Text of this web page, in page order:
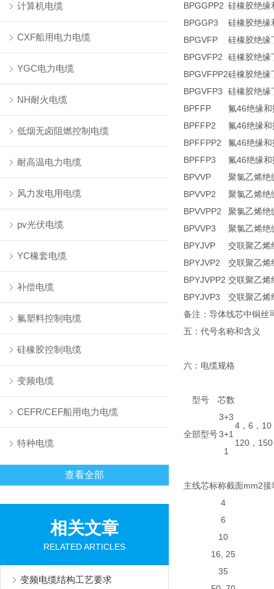
计算机电缆
CXF船用电力电缆
YGC电力电缆
NH耐火电缆
低烟无卤阻燃控制电缆
耐高温电力电缆
风力发电用电缆
pv光伏电缆
YC橡套电缆
补偿电缆
氟塑料控制电缆
硅橡胶控制电缆
变频电缆
CEFR/CEF船用电力电缆
特种电缆
查看全部
相关文章
RELATED ARTICLES
变频电缆结构工艺要求
BPGGPP2 硅橡胶绝缘
BPGGP3
硅橡胶绝缘
BPGVFP
硅橡胶绝缘
BPGVFP2
硅橡胶绝缘
BPGVFPP2硅橡胶绝缘
BPGVFP3
硅橡胶绝缘
BPFFP
氟46绝缘
BPFFP2
氟46绝缘
BPFFPP2
氟46绝缘
BPFFP3
氟46绝缘
BPVVP
聚氯乙烯绝
BPVVP2
聚氯乙烯绝
BPVVPP2
聚氯乙烯绝
BPVVP3
聚氯乙烯绝
BPYJVP
交联聚乙烯
BPYJVP2
交联聚乙烯
BPYJVPP2 交联聚乙烯
BPYJVP3
交联聚乙烯
备注：导体线芯中铜丝
五：代号名称和含义
六：电缆规格
型号 芯数
全部型号
3+3
3+1
1
4，6，10
120，
主线芯标称截面mm2接
4
6
10
16, 25
35